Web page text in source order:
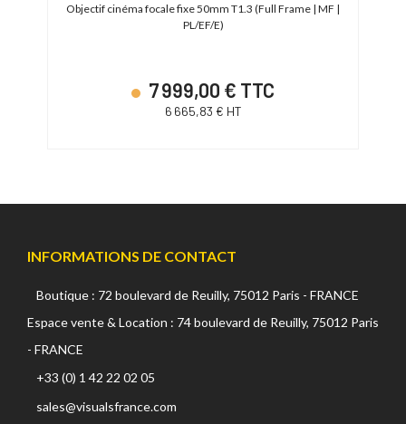
Objectif cinéma focale fixe 50mm T1.3 (Full Frame | MF |
PL/EF/E)
7 999,00 € TTC
6 665,83 € HT
INFORMATIONS DE CONTACT
Boutique : 72 boulevard de Reuilly, 75012 Paris - FRANCE
Espace vente & Location : 74 boulevard de Reuilly, 75012 Paris
- FRANCE
+33 (0) 1 42 22 02 05
sales@visualsfrance.com